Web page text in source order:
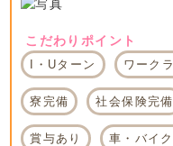
こだわりポイント
I・Uターン ワーク
寮完備 社会保険完備
賞与あり 車・バイ